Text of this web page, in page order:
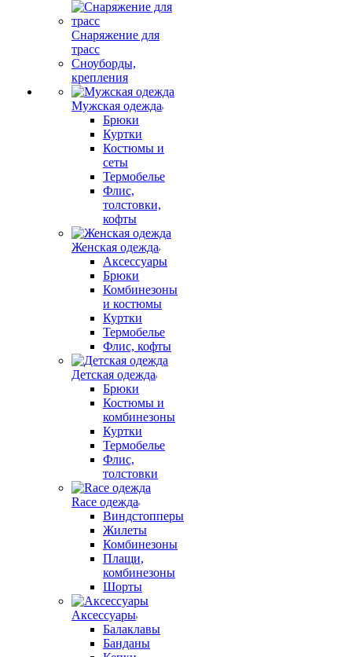
Снаряжение для
трасс
Сноуборды,
крепления
Мужская одежда
Брюки
Куртки
Костюмы и
сеты
Термобелье
Флис,
толстовки,
кофты
Женская одежда
Аксессуары
Брюки
Комбинезоны
и костюмы
Куртки
Термобелье
Флис, кофты
Детская одежда
Брюки
Костюмы и
комбинезоны
Куртки
Термобелье
Флис,
толстовки
Race одежда
Виндстопперы
Жилеты
Комбинезоны
Плащи,
комбинезоны
Шорты
Аксессуары
Балаклавы
Банданы